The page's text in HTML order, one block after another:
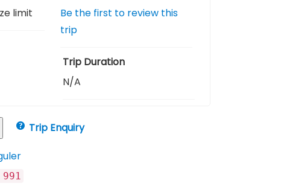
limit
Be the first to review this
trip
Trip Duration
N/A
Trip Enquiry
991